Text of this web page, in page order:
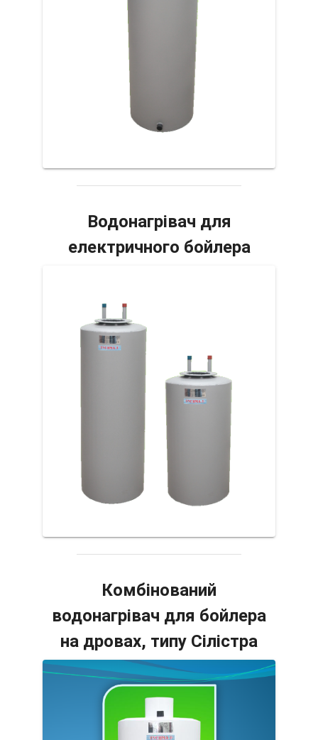
Водонагрівач для
електричного бойлера
Комбінований
водонагрівач для бойлера
на дровах, типу Сілістра